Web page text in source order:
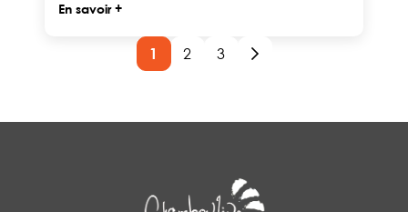
En savoir +
1 2 3